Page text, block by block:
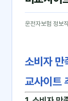
운전자보험 정보
소비자 만
교사이트